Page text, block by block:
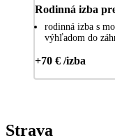
Rodinná izba
rodinná izba s
výhľadom do
+70 € /izba
Strava